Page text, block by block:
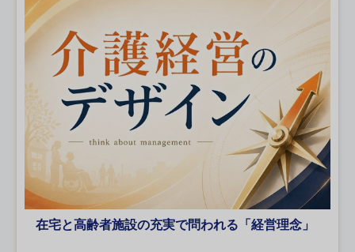
在宅と高齢者施設の充実で問われる「経営理念」